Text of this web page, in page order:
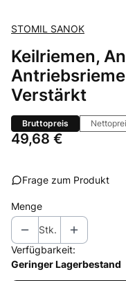
STOMIL SANOK
Keilriemen,
Verstärkt
Bruttopreis
Preis
49,68 €
Frage zum Produkt
Menge
Stk.
Verfügbarkeit:
Geringer Lagerbestand